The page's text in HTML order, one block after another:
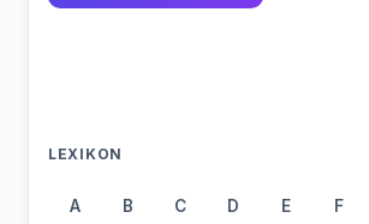
LEXIKON
A B C D E F